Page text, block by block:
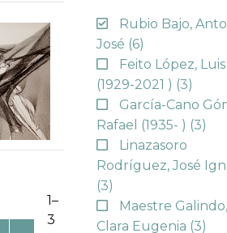
1–
3
Rubio Bajo,
José (6)
Feito López, Luis
(1929-2021 ) (3)
García-Cano
Rafael (1935- ) (3)
Linazasoro
Rodríguez, José
(3)
Maestre
Clara Eugenia (3)